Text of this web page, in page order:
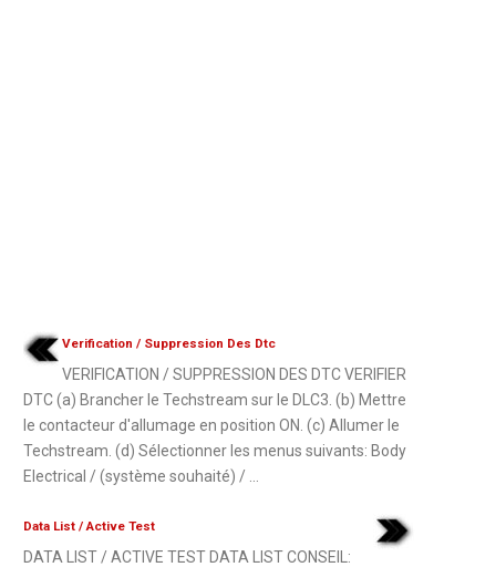
Verification / Suppression Des Dtc
VERIFICATION / SUPPRESSION DES DTC VERIFIER
DTC (a) Brancher le Techstream sur le DLC3. (b) Mettre
le contacteur d'allumage en position ON. (c) Allumer le
Techstream. (d) Sélectionner les menus suivants: Body
Electrical / (système souhaité) / ...
Data List / Active Test
DATA LIST / ACTIVE TEST DATA LIST CONSEIL: